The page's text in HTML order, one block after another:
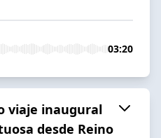
03:20
viaje inaugural
desde Reino